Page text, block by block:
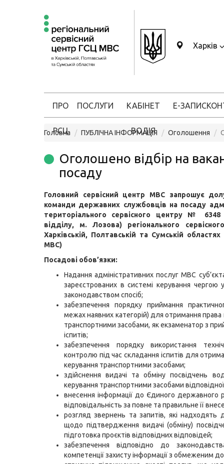
Харків
ПРО
РСЦ
ПОСЛУГИ КАБІНЕТ
ВОДІЯ
Е-ЗАПИС
Головна ПУБЛІЧНА ІНФОРМАЦІЯ Оголошення
Оголошено відбір на
посаду
Головний сервісний центр МВС запрошує
команди державних службовців на посаду
територіального сервісного центру № 6348
відділу, м. Лозова) регіонального
Харківській, Полтавській та Сумській
МВС)
Посадові обов’язки:
Надання адміністративних послуг МВС
зареєстрованих в системі керування чергою
законодавством спосіб;
забезпечення порядку приймання
межах наявних категорій) для отримання права
транспортними засобами, як екзаменатор з
іспитів;
забезпечення порядку використання
контролю під час складання іспитів для
керування транспортними засобами;
здійснення видачі та обміну посвідчень
керування транспортними засобами відповідної
внесення інформації до Єдиного державного
відповідальність за повне та правильне її
розгляд звернень та запитів, які
щодо підтвердження видачі (обміну)
підготовка проєктів відповідних відповідей;
забезпечення відповідно до
компетенції захисту інформації з обмеженим